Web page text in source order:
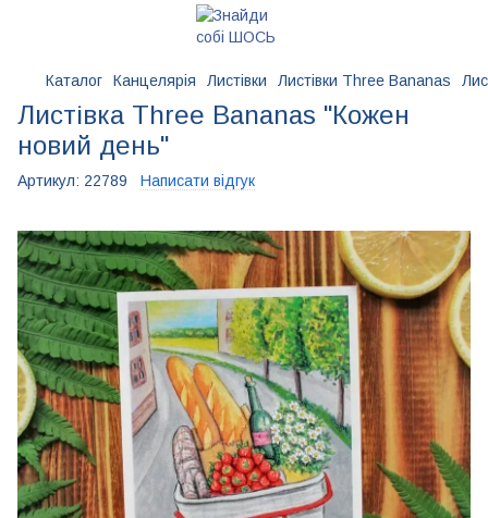
Каталог Канцелярія Листівки Листівки Three Bananas
Листівка Three Bananas "Кожен
новий день"
Артикул: 22789 Написати відгук